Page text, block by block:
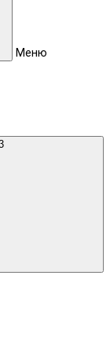
Меню
+7 (4012) 400-823